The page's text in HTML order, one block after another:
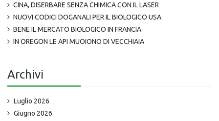
CINA, DISERBARE SENZA CHIMICA CON IL LASER
NUOVI CODICI DOGANALI PER IL BIOLOGICO USA
BENE IL MERCATO BIOLOGICO IN FRANCIA
IN OREGON LE API MUOIONO DI VECCHIAIA
Archivi
Luglio 2026
Giugno 2026